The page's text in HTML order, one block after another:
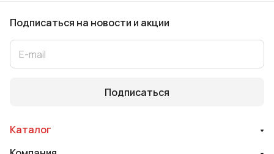
Подписаться на новости и акции
Подписаться
Каталог